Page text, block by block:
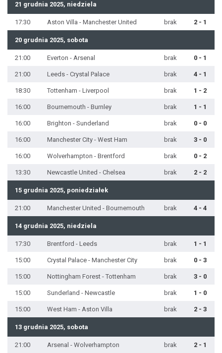
21 grudnia 2025, niedziela
17:30 Aston Villa - Manchester United brak 2 - 1
20 grudnia 2025, sobota
21:00 Everton - Arsenal brak 0 - 1
21:00 Leeds - Crystal Palace brak 4 - 1
18:30 Tottenham - Liverpool brak 1 - 2
16:00 Bournemouth - Burnley brak 1 - 1
16:00 Brighton - Sunderland brak 0 - 0
16:00 Manchester City - West Ham brak 3 - 0
16:00 Wolverhampton - Brentford brak 0 - 2
13:30 Newcastle United - Chelsea brak 2 - 2
15 grudnia 2025, poniedziałek
21:00 Manchester United - Bournemouth brak 4 - 4
14 grudnia 2025, niedziela
17:30 Brentford - Leeds brak 1 - 1
15:00 Crystal Palace - Manchester City brak 0 - 3
15:00 Nottingham Forest - Tottenham brak 3 - 0
15:00 Sunderland - Newcastle brak 1 - 0
15:00 West Ham - Aston Villa brak 2 - 3
13 grudnia 2025, sobota
21:00 Arsenal - Wolverhampton brak 2 - 1